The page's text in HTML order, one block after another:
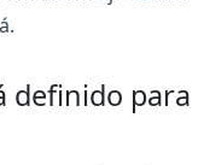
definido para